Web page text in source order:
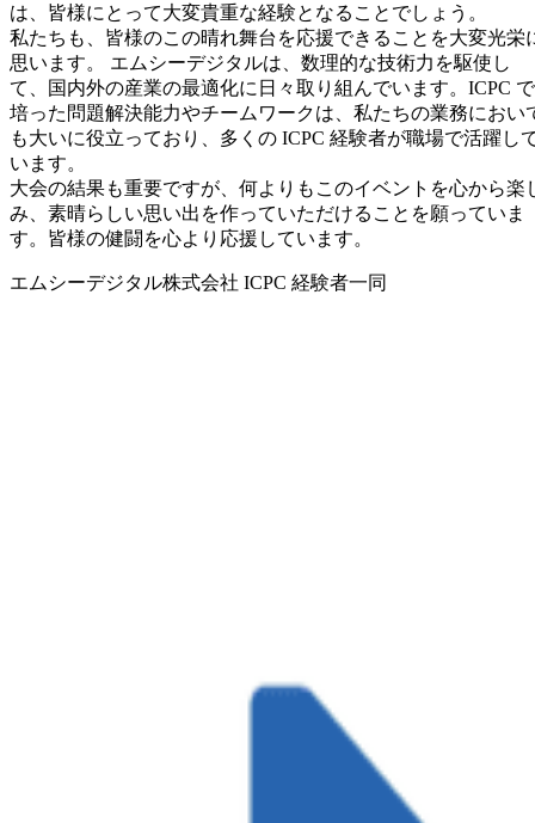
は、皆様にとって大変貴重な経験となることでしょう。
私たちも、皆様のこの晴れ舞台を応援できることを大変光栄
思います。 エムシーデジタルは、数理的な技術力を駆使し
て、国内外の産業の最適化に日々取り組んでいます。ICPC で
培った問題解決能力やチームワークは、私たちの業務におい
も大いに役立っており、多くの ICPC 経験者が職場で活躍し
います。
大会の結果も重要ですが、何よりもこのイベントを心から楽
み、素晴らしい思い出を作っていただけることを願っていま
す。皆様の健闘を心より応援しています。
エムシーデジタル株式会社 ICPC 経験者一同